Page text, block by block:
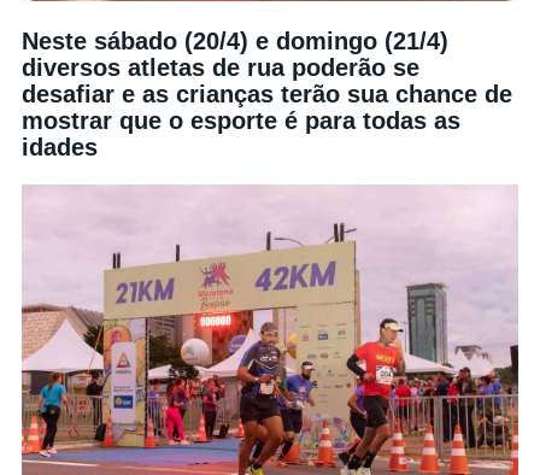
Neste sábado (20/4) e domingo (21/4)
diversos atletas de rua poderão se
desafiar e as crianças terão sua chance de
mostrar que o esporte é para todas as
idades